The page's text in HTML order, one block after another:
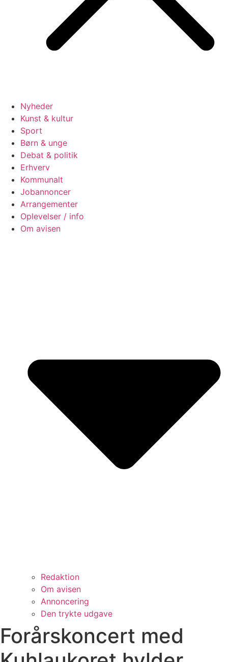
Nyheder
Kunst & kultur
Sport
Børn & unge
Debat & politik
Erhverv
Kommunalt
Jobannoncer
Arrangementer
Oplevelser / info
Om avisen
Redaktion
Om avisen
Annoncering
Den trykte udgave
Forårskoncert med